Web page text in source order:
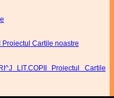
Proiectul Cartile noastre
LIT.COPII Proiectul Cartile